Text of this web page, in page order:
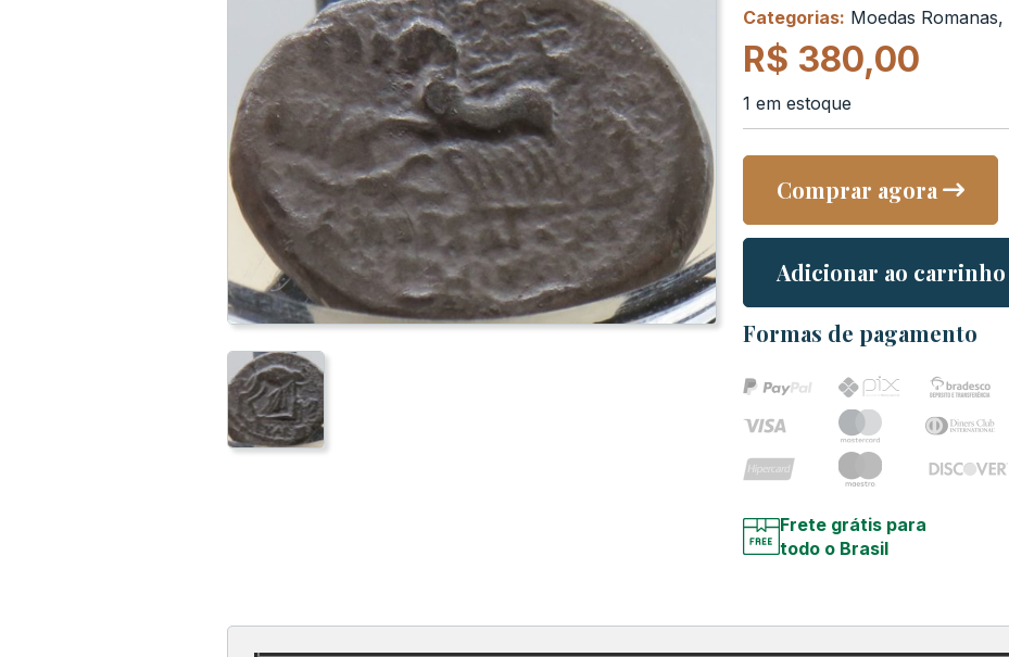
Categorias: Moedas Romanas,
R$ 380,00
1 em estoque
Comprar agora
Adicionar ao carrinho
Formas de pagamento
Frete grátis para
todo o Brasil